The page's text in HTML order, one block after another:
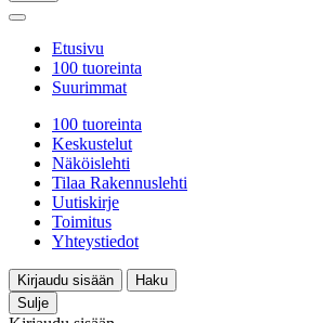
Etusivu
100 tuoreinta
Suurimmat
100 tuoreinta
Keskustelut
Näköislehti
Tilaa Rakennuslehti
Uutiskirje
Toimitus
Yhteystiedot
Kirjaudu sisään
Haku
Sulje